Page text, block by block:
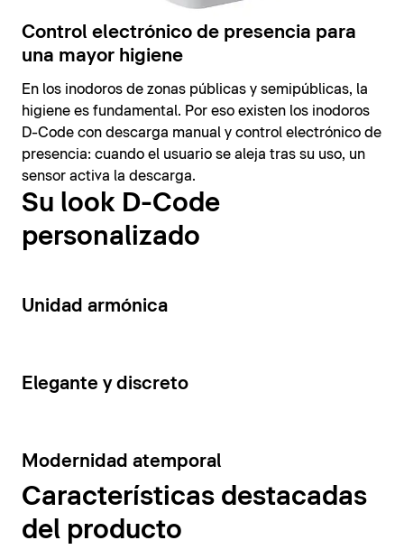
Control electrónico de presencia para
una mayor higiene
En los inodoros de zonas públicas y semipúblicas, la
higiene es fundamental. Por eso existen los inodoros
D-Code con descarga manual y control electrónico de
presencia: cuando el usuario se aleja tras su uso, un
sensor activa la descarga.
Su look D-Code
personalizado
14
Unidad armónica
15
Elegante y discreto
10
Modernidad atemporal
Características destacadas
del producto